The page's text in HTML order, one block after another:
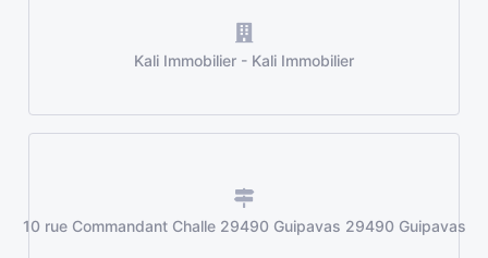
Kali Immobilier - Kali Immobilier
10 rue Commandant Challe 29490 Guipavas 29490 Guipavas